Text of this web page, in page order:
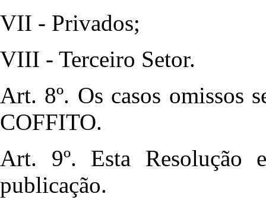
VII - Privados;
VIII - Terceiro Setor.
Art. 8º. Os casos omissos
COFFITO.
Art. 9º. Esta Resolução
publicação.